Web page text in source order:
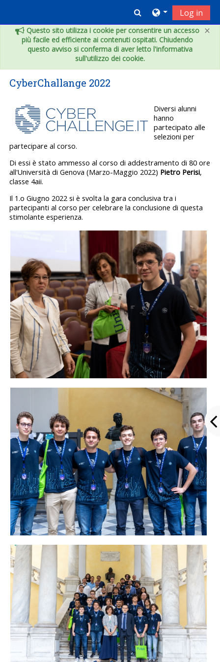
×
Questo sito utilizza i cookie per consentire un accesso
più facile ed efficiente ai contenuti ospitati. Chiudendo
questo avviso si conferma di aver letto l'informativa
sull'utilizzo dei cookie.
Toggle search
Log in
CyberChallange 2022
Diversi alunni
hanno
partecipato alle
selezioni per
partecipare al corso.
Di essi è stato ammesso al corso di addestramento di 80 ore
all'Università di Genova (Marzo-Maggio 2022) Pietro Perisi,
classe 4aii.
Il 1.o Giugno 2022 si è svolta la gara conclusiva tra i
partecipanti al corso per celebrare la conclusione di questa
stimolante esperienza.